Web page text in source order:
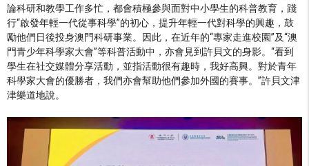
論科研和教學工作多忙，都會積極參與面對中小學生的科普教育，踐
行“啟發年輕一代從事科學”的初心，提升年輕一代對科學的興趣，鼓
勵他們日後投身澳門科研事業。因此，在近年的“專家走進校園”及“澳
門青少年科學家大會”等科普活動中，亦會見到許貝文的身影。“看到
學生在社交媒體分享活動，並指活動很有趣時，我好高興。對於青年
科學家大會的優勝者，我們亦會幫助他們參加外國的賽事。”許貝文津
津樂道地說。